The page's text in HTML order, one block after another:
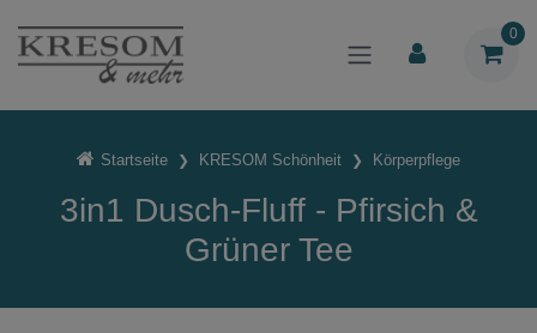
0
Startseite KRESOM Schönheit Körperpflege
3in1 Dusch-Fluff - Pfirsich &
Grüner Tee